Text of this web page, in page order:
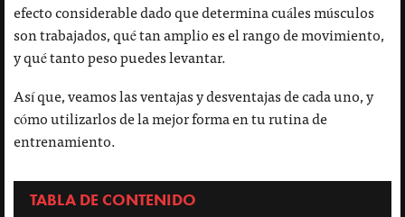
efecto considerable dado que determina cuáles músculos
son trabajados, qué tan amplio es el rango de movimiento,
y qué tanto peso puedes levantar.
Así que, veamos las ventajas y desventajas de cada uno, y
cómo utilizarlos de la mejor forma en tu rutina de
entrenamiento.
TABLA DE CONTENIDO